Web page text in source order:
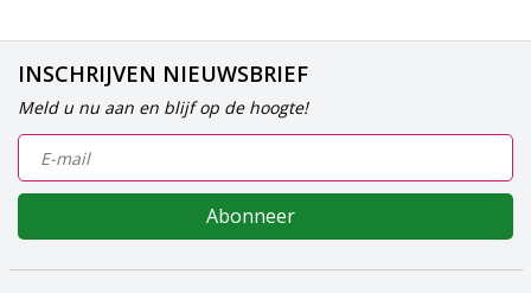
INSCHRIJVEN NIEUWSBRIEF
Meld u nu aan en blijf op de hoogte!
Abonneer